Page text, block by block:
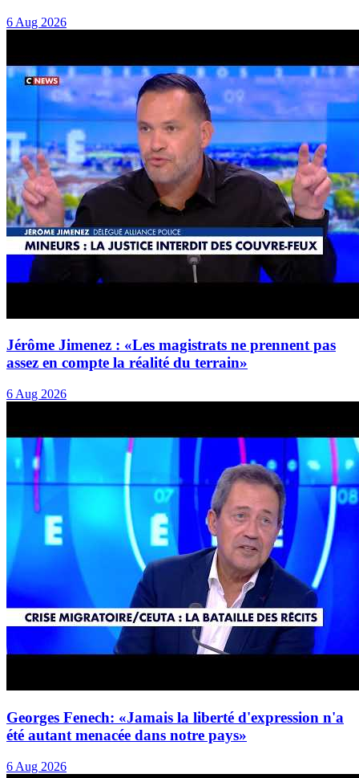
6 Aug 2026
Jérôme Jimenez : «Les magistrats ne prennent pas
assez en compte la réalité du terrain»
6 Aug 2026
Georges Fenech: «Jamais la liberté d'expression n'a
été autant menacée dans notre pays»
6 Aug 2026